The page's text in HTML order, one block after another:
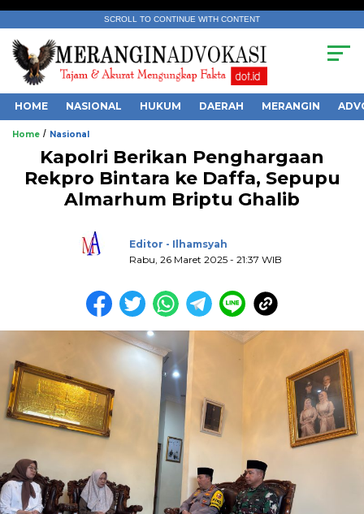
SCROLL TO CONTINUE WITH CONTENT
HOME NASIONAL HUKUM DAERAH MERANGIN
Home / Nasional
Kapolri Berikan Penghargaan
Rekpro Bintara ke Daffa, Sepupu
Almarhum Briptu Ghalib
Editor - Ilhamsyah
Rabu, 26 Maret 2025 - 21:37 WIB